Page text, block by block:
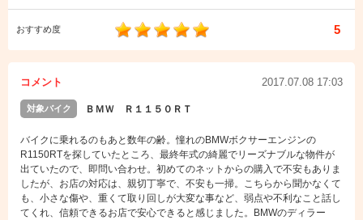
おすすめ度 5
コメント 2017.07.08 17:03
対象バイク ＢＭＷ Ｒ１１５０ＲＴ
バイクに乗れるのもあと数年の齢。憧れのBMWボクサーエンジンの
R1150RTを探していたところ、最終年式の綺麗でリーズナブルな物件が
出ていたので、即問い合わせ。初めてのネットからの購入で不安もありま
したが、お店の対応は、親切丁寧で、不安も一掃。こちらから聞かなくて
も、小さな傷や、重くて取り回しが大変な事など、弱点や不利なこと話し
てくれ、信頼できるお店で安心できると感じました。BMWのディラー